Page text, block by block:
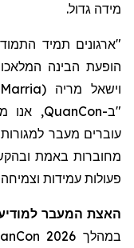
מידה גדול.
"ארגונים תמיד
הופעת הבינה
וישאל מריה (
"ב-QuanCon, אנו
עוברים מעבר
מחוברות באמת
פעולות עמידות
האצת המעבר
במהלך 2026